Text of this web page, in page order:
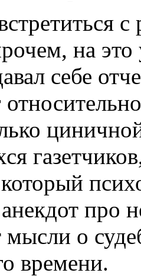
на
себе
про
мысли о
времени.